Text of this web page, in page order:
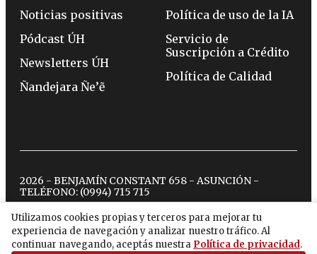
Utilizamos cookies propias y terceros para mejorar tu
experiencia de navegación y analizar nuestro tráfico. Al
continuar navegando, aceptás nuestra Política de privacidad.
Noticias positivas
Pódcast ÚH
Newsletters ÚH
Ñandejara Ñe’ẽ
Política de uso de la IA
Servicio de
Suscripción a Crédito
Política de Calidad
2026 - BENJAMÍN CONSTANT 658 - ASUNCIÓN -
TELÉFONO: (0994) 715 715
twitterinstagram
facebook
tiktokyoutubespotify